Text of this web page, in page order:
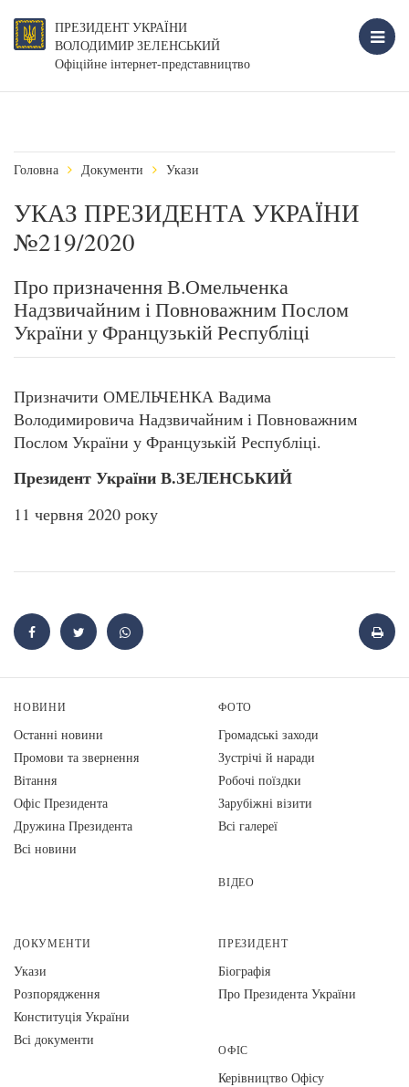
ПРЕЗИДЕНТ УКРАЇНИ
ВОЛОДИМИР ЗЕЛЕНСЬКИЙ
Офіційне інтернет-представництво
Головна Документи Укази
УКАЗ ПРЕЗИДЕНТА УКРАЇНИ
№219/2020
Про призначення В.Омельченка
Надзвичайним і Повноважним Послом
України у Французькій Республіці
Призначити ОМЕЛЬЧЕНКА Вадима
Володимировича Надзвичайним і Повноважним
Послом України у Французькій Республіці.
Президент України В.ЗЕЛЕНСЬКИЙ
11 червня 2020 року
НОВИНИ
Останні новини
Промови та звернення
Вiтання
Офіс Президента
Дружина Президента
Всі новини
ФОТО
Громадські заходи
Зустрічі й наради
Робочі поїздки
Зарубіжні візити
Всі галереї
ВІДЕО
ДОКУМЕНТИ
Укази
Розпорядження
Конституція України
Всі документи
ПРЕЗИДЕНТ
Біографія
Про Президента України
ОФІС
Керівництво Офісу